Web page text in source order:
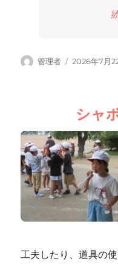
投
管理者
投
2026年7月
シャ
工夫したり、道具の